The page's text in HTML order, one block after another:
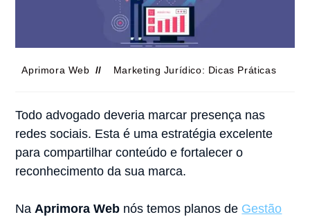
Aprimora Web Marketing Jurídico: Dicas Práticas
Todo advogado deveria marcar presença nas
redes sociais. Esta é uma estratégia excelente
para compartilhar conteúdo e fortalecer o
reconhecimento da sua marca. ⠀
NaAprimora Web nós temos planos de Gestão